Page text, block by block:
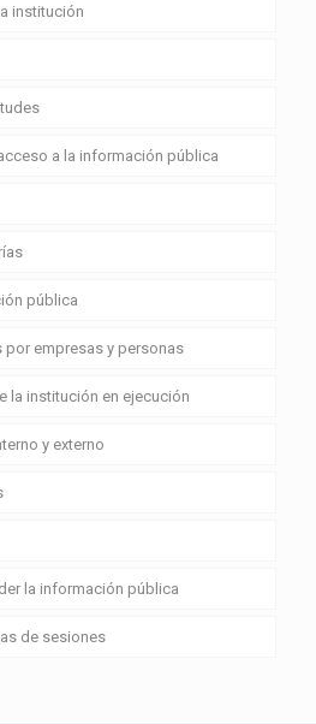
institución
a la información pública
pública
empresas y personas
la institución en ejecución
y externo
la información pública
de sesiones